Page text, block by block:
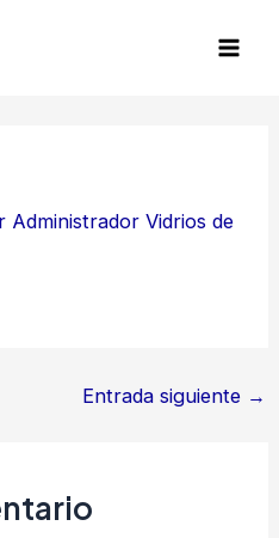
Administrador Vidrios de
Entrada siguiente →